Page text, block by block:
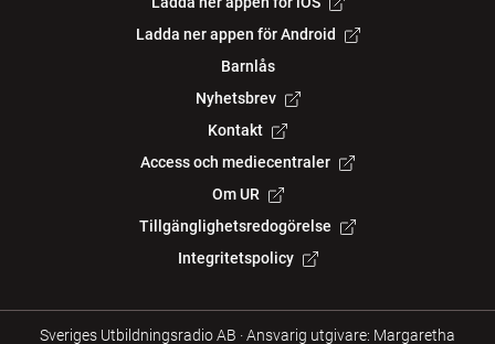
Ladda ner appen för Android
Barnlås
Nyhetsbrev
Kontakt
Access och mediecentraler
Om UR
Tillgänglighetsredogörelse
Integritetspolicy
Sveriges Utbildningsradio AB ·Ansvarig utgivare: Margaretha